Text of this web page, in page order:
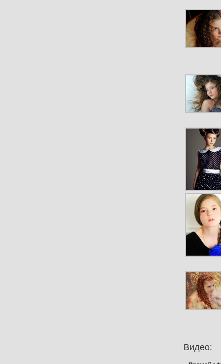
Видео: